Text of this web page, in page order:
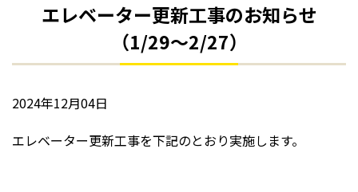
エレベーター更新工事のお知らせ
（1/29～2/27）
2024年12月04日
エレベーター更新工事を下記のとおり実施します。